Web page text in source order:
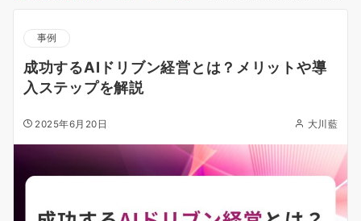
事例
成功するAIドリブン経営とは？メリットや導
入ステップを解説
2025年6月20日 大川藍